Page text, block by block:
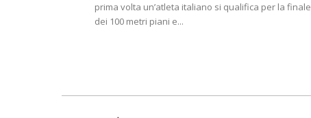
prima volta un’atleta italiano si qualifica per la finale
dei 100 metri piani e...